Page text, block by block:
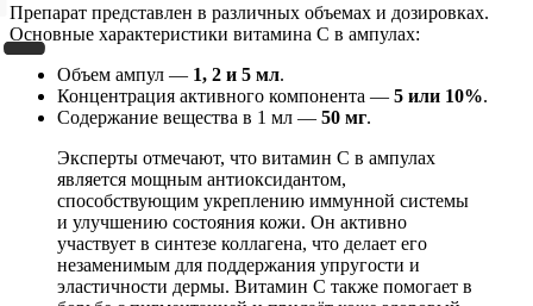
Препарат представлен в различных объемах и дозировках.
Основные характеристики витамина С в ампулах:
Объем ампул — 1, 2 и 5 мл.
Концентрация активного компонента — 5 или 10%.
Содержание вещества в 1 мл — 50 мг.
Эксперты отмечают, что витамин C в ампулах
является мощным антиоксидантом,
способствующим укреплению иммунной системы
и улучшению состояния кожи. Он активно
участвует в синтезе коллагена, что делает его
незаменимым для поддержания упругости и
эластичности дермы. Витамин C также помогает в